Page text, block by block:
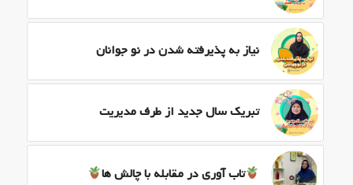
نیاز به پذیرفته شدن در نو جوانان
تبریک سال جدید از طرف مدیریت
تاب آوری در مقابله با چالش ها